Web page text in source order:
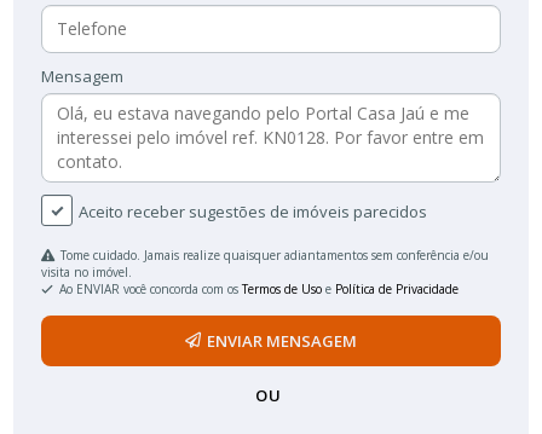
Mensagem
Aceito receber sugestões de imóveis parecidos
Tome cuidado. Jamais realize quaisquer adiantamentos sem conferência e/ou
visita no imóvel.
Ao ENVIAR você concorda com osTermos de Uso e Política de Privacidade
ENVIAR MENSAGEM
OU